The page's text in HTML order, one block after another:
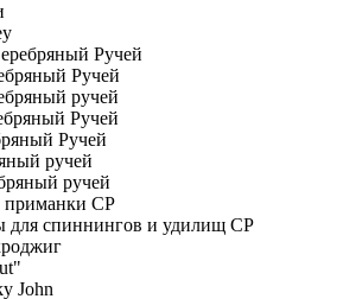
Ручей
Ручей
ручей
Ручей
Ручей
ручей
ручей
приманки СР
для спиннингов и удилищ СР
John